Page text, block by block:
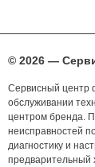
© 2026 —
Сервисный центр
обслуживании
центром бренда.
неисправностей
диагностику и
предварительный